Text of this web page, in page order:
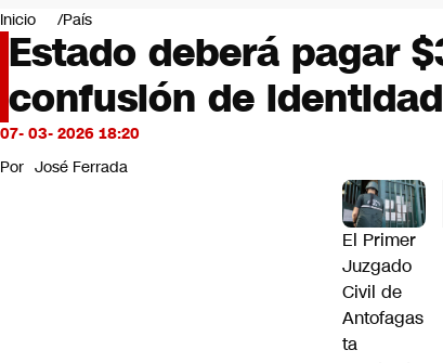
Mundo
Negocios
Deportes
Programas completos
Cultura
Servicios
Bits
CNN Data
Inicio País
Estado deberá pagar
confusión de identidad
07- 03- 2026 18:20
Por José Ferrada
El Primer
Juzgado
Civil de
Antofagas
ta